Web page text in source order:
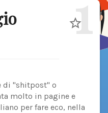
1
di "shitpost" o
molto in pagine e
per fare eco, nella